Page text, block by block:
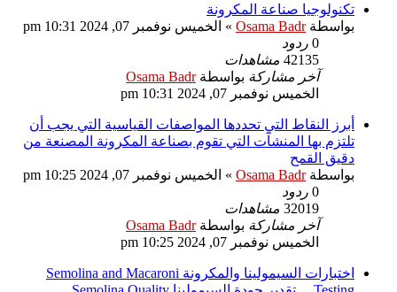
تكنولوجيا صناعة المكرونة
بواسطةOsama Badr
» الخميس نوفمبر 07, 2024 10:31 pm
0 ردود
42135 مشاهدات
آخر مشاركة بواسطةOsama Badr
الخميس نوفمبر 07, 2024 10:31 pm
أبرز النقاط التي تحددها المواصفات القياسية التي يجب أن
تلتزم بها المنشآت التي تقوم بصناعة المكرونة المصنعة من
دقيق القمح
بواسطةOsama Badr
» الخميس نوفمبر 07, 2024 10:25 pm
0 ردود
32019 مشاهدات
آخر مشاركة بواسطةOsama Badr
الخميس نوفمبر 07, 2024 10:25 pm
اختبارات السيمولينا والمكرونة Semolina and Macaroni